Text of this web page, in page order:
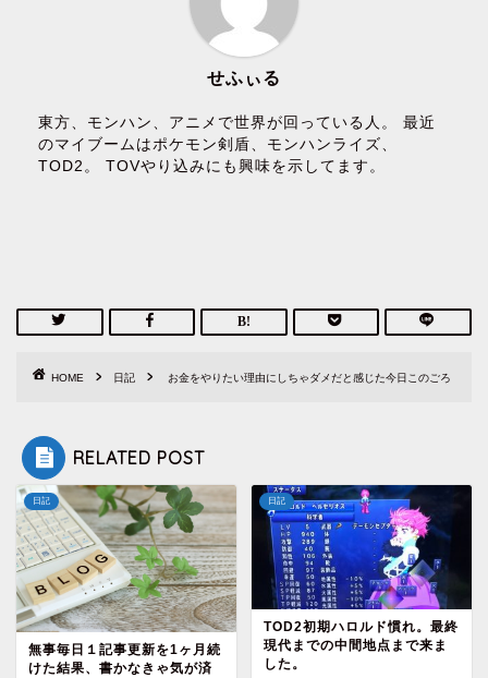
せふぃる
東方、モンハン、アニメで世界が回っている人。 最近
のマイブームはポケモン剣盾、モンハンライズ、
TOD2。 TOVやり込みにも興味を示してます。
HOME 日記 お金をやりたい理由にしちゃダメだと感じた今日このごろ
RELATED POST
日記
無事毎日１記事更新を1ヶ月続
けた結果、書かなきゃ気が済
日記
TOD2初期ハロルド慣れ。最終
現代までの中間地点まで来ま
した。